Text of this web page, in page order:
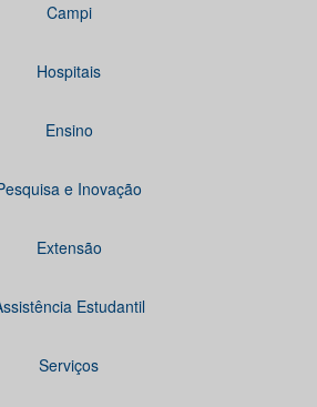
Campi
Hospitais
Ensino
e Inovação
Extensão
Estudantil
Serviços